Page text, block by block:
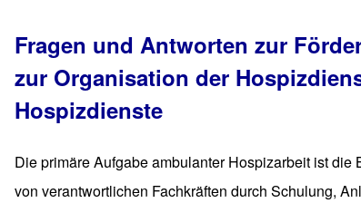
Fragen und Antworten zur
zur Organisation der
Hospizdienste
Die primäre Aufgabe ambulanter Hospizarbeit ist
von verantwortlichen Fachkräften durch Schulung,